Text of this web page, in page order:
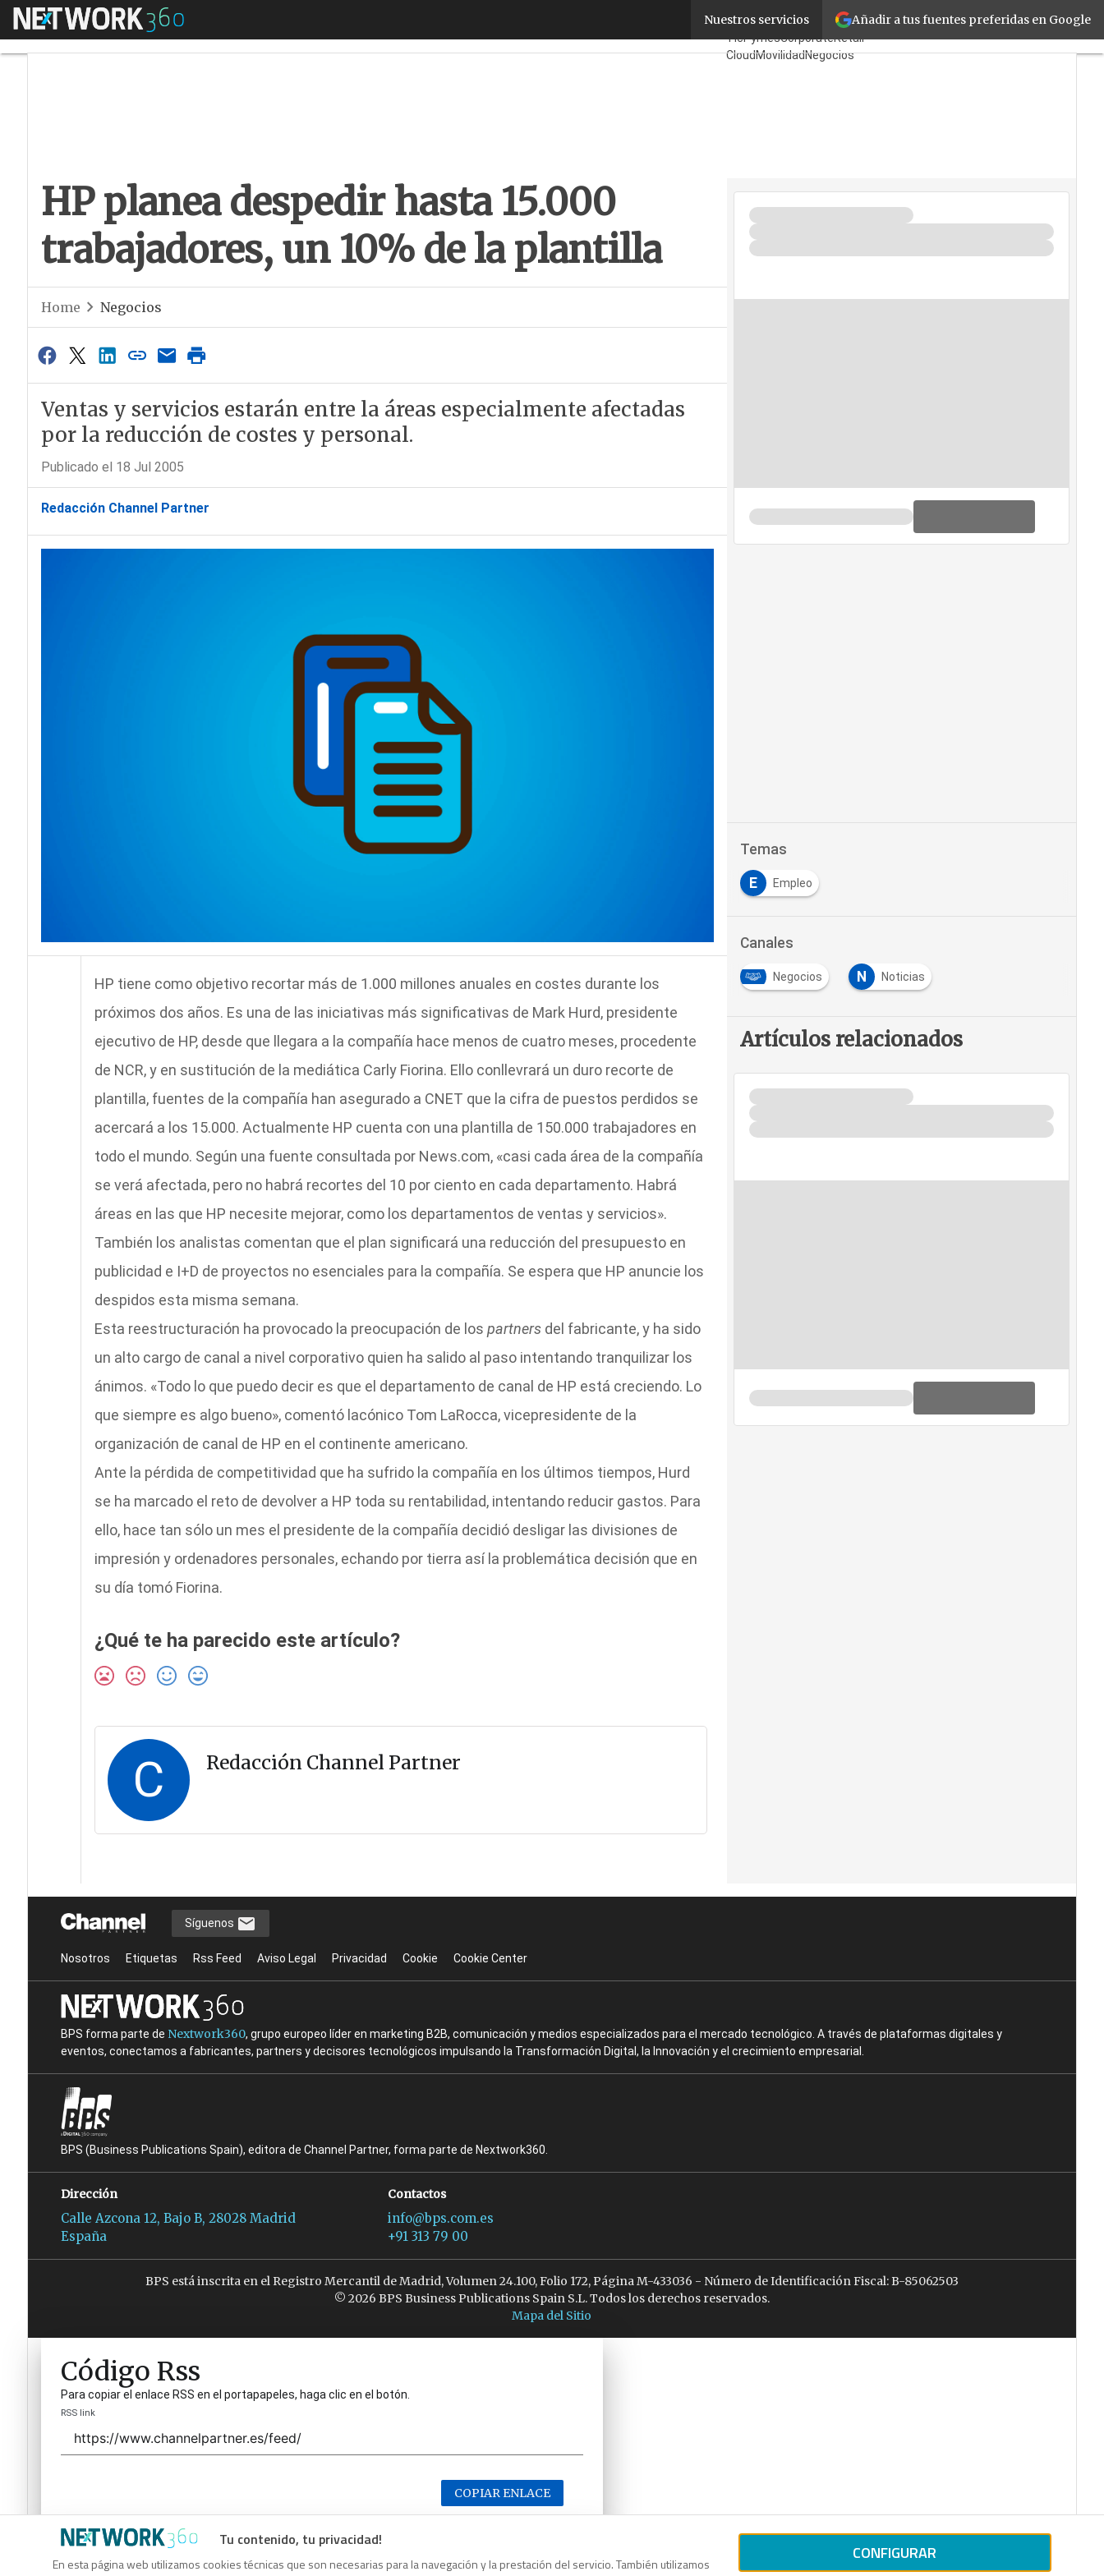
Añadir a tus fuentes preferidas en Google
Nuestros servicios
Menú HP planea despedir hasta 15.000 trabajadores, un 10% de la plantillaFabricantesMayoristas
TicPymesCorporateRetail
CloudMovilidadNegocios
HP planea despedir hasta 15.000
trabajadores, un 10% de la plantilla
Home Negocios
Ventas y servicios estarán entre la áreas especialmente afectadas
por la reducción de costes y personal.
Publicado el 18 Jul 2005
Redacción Channel Partner
HP tiene como objetivo recortar más de 1.000 millones anuales en costes durante los
próximos dos años. Es una de las iniciativas más significativas de Mark Hurd, presidente
ejecutivo de HP, desde que llegara a la compañía hace menos de cuatro meses, procedente
de NCR, y en sustitución de la mediática Carly Fiorina. Ello conllevrará un duro recorte de
plantilla, fuentes de la compañía han asegurado a CNET que la cifra de puestos perdidos se
acercará a los 15.000. Actualmente HP cuenta con una plantilla de 150.000 trabajadores en
todo el mundo. Según una fuente consultada por News.com, «casi cada área de la compañía
se verá afectada, pero no habrá recortes del 10 por ciento en cada departamento. Habrá
áreas en las que HP necesite mejorar, como los departamentos de ventas y servicios».
También los analistas comentan que el plan significará una reducción del presupuesto en
publicidad e I+D de proyectos no esenciales para la compañía. Se espera que HP anuncie los
despidos esta misma semana.
Esta reestructuración ha provocado la preocupación de los partnersdel fabricante, y ha sido
un alto cargo de canal a nivel corporativo quien ha salido al paso intentando tranquilizar los
ánimos. «Todo lo que puedo decir es que el departamento de canal de HP está creciendo. Lo
que siempre es algo bueno», comentó lacónico Tom LaRocca, vicepresidente de la
organización de canal de HP en el continente americano.
Ante la pérdida de competitividad que ha sufrido la compañía en los últimos tiempos, Hurd
se ha marcado el reto de devolver a HP toda su rentabilidad, intentando reducir gastos. Para
ello, hace tan sólo un mes el presidente de la compañía decidió desligar las divisiones de
impresión y ordenadores personales, echando por tierra así la problemática decisión que en
su día tomó Fiorina.
¿Qué te ha parecido este artículo?
C Redacción Channel Partner
Temas
E Empleo
Canales
Negocios N Noticias
Artículos relacionados
Tu contenido, tu privacidad!
En esta página web utilizamos cookies técnicas que son necesarias para la navegación y la prestación del servicio. También utilizamos
CONFIGURAR
Síguenos
Nosotros Etiquetas Rss Feed Aviso Legal Privacidad Cookie Cookie Center
BPS forma parte de Nextwork360, grupo europeo líder en marketing B2B, comunicación y medios especializados para el mercado tecnológico. A través de plataformas digitales y
eventos, conectamos a fabricantes, partners y decisores tecnológicos impulsando la Transformación Digital, la Innovación y el crecimiento empresarial.
BPS (Business Publications Spain), editora de Channel Partner, forma parte de Nextwork360.
Dirección
Calle Azcona 12, Bajo B, 28028 Madrid
España
Contactos
info@bps.com.es
+91 313 79 00
BPS está inscrita en el Registro Mercantil de Madrid, Volumen 24.100, Folio 172, Página M-433036 - Número de Identificación Fiscal: B-85062503
© 2026 BPS Business Publications Spain S.L. Todos los derechos reservados.
Mapa del Sitio
Código Rss
Para copiar el enlace RSS en el portapapeles, haga clic en el botón.
RSS link
COPIAR ENLACE
Código Rss